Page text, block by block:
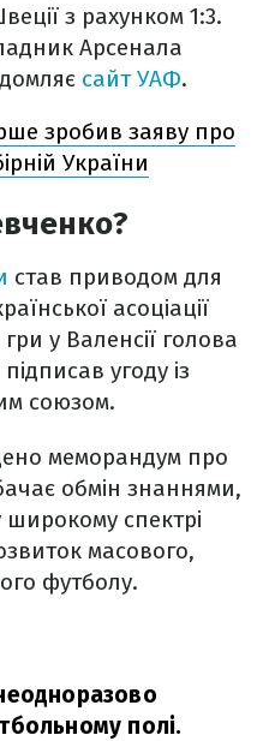
з рахунком 1:3.
Арсенала
сайт УАФ.
зробив заяву про
України
став приводом для
асоціації
у Валенсії голова
угоду із
союзом.
меморандум про
обмін знаннями,
широкому спектрі
масового,
футболу.
полі.